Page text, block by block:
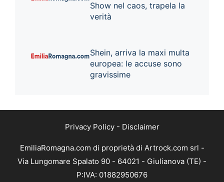
Show nel caos, trapela la
verità
Shein, arriva la maxi multa
europea: le accuse sono
gravissime
Privacy Policy- Disclaimer
EmiliaRomagna.com di proprietà di Artrock.com srl -
Via Lungomare Spalato 90 - 64021 - Giulianova (TE) -
P:IVA: 01882950676